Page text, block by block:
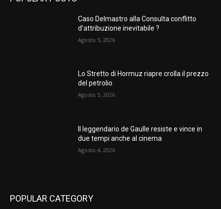
Caso Delmastro alla Consulta conflitto
d’attribuzione inevitabile ?
Agosto 5, 2026
Lo Stretto di Hormuz riapre crolla il prezzo
del petrolio
Agosto 5, 2026
Il leggendario de Gaulle resiste e vince in
due tempi anche al cinema
Agosto 4, 2026
POPULAR CATEGORY